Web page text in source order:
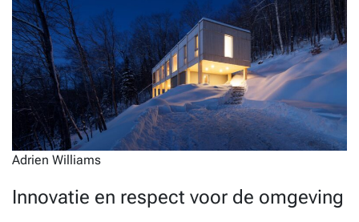
Adrien Williams
Innovatie en respect voor de omgeving